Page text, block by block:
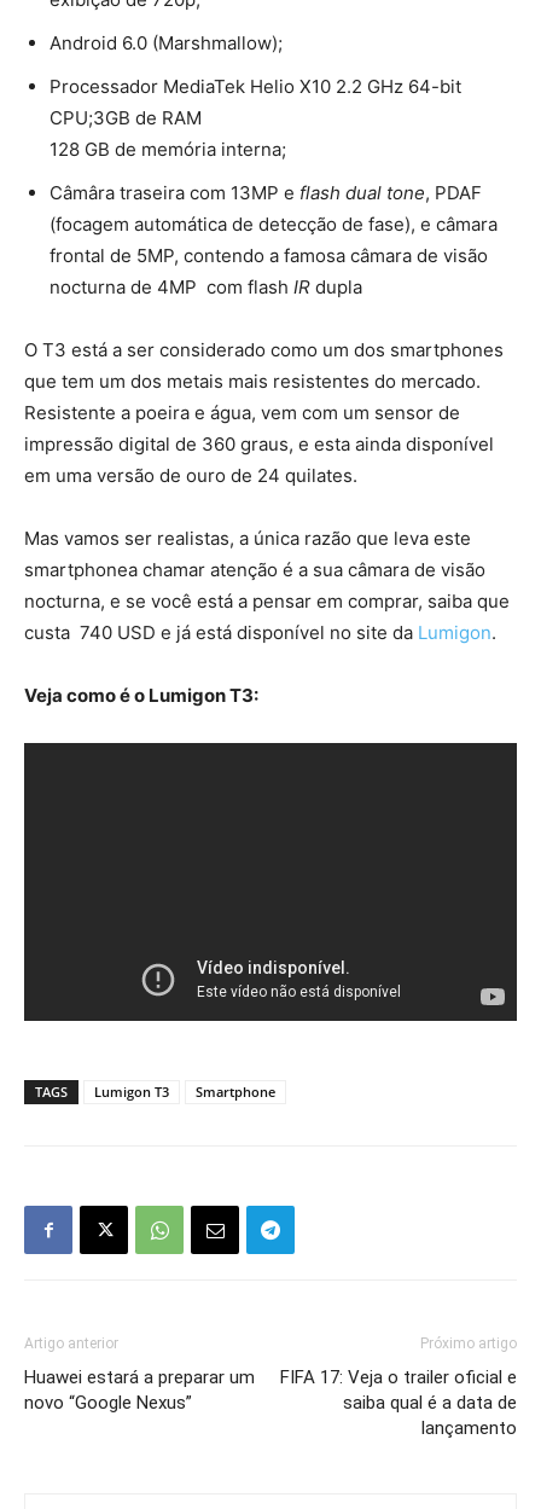
Android 6.0 (Marshmallow);
Processador MediaTek Helio X10 2.2 GHz 64-bit
CPU;3GB de RAM
128 GB de memória interna;
Câmâra traseira com 13MP e flash dual tone, PDAF
(focagem automática de detecção de fase), e câmara
frontal de 5MP, contendo a famosa câmara de visão
nocturna de 4MP com flash IR dupla
O T3 está a ser considerado como um dos smartphones
que tem um dos metais mais resistentes do mercado.
Resistente a poeira e água, vem com um sensor de
impressão digital de 360 graus, e esta ainda disponível
em uma versão de ouro de 24 quilates.
Mas vamos ser realistas, a única razão que leva este
smartphonea chamar atenção é a sua câmara de visão
nocturna, e se você está a pensar em comprar, saiba que
custa 740 USD e já está disponível no site da Lumigon.
Veja como é o Lumigon T3:
TAGS Lumigon T3 Smartphone
Artigo anterior
Huawei estará a preparar um
novo “Google Nexus”
Próximo artigo
FIFA 17: Veja o trailer oficial e
saiba qual é a data de
lançamento